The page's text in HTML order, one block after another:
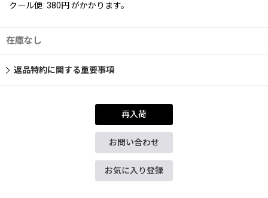
クール便: 380円 がかかります。
在庫なし
返品特約に関する重要事項
再入荷
お問い合わせ
お気に入り登録